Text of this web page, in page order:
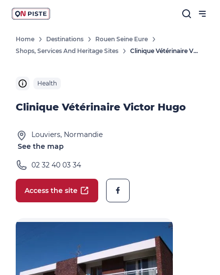
Home Destinations
Rouen Seine Eure
Shops, Services And Heritage Sites
Clinique Vétérinaire Victor Hugo
Health
Clinique Vétérinaire Victor Hugo
Louviers, Normandie
See the map
02 32 40 03 34
Access the site